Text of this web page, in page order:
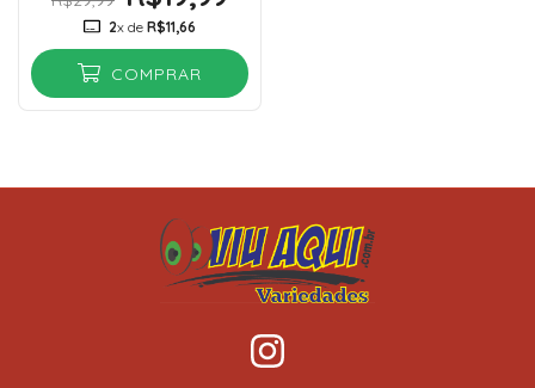
2x de R$11,66
COMPRAR